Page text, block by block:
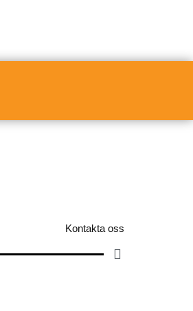
Kontakta oss